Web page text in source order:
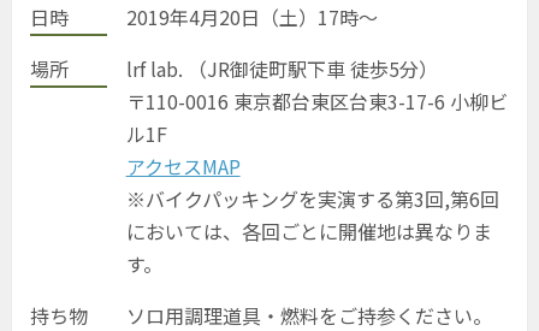
日時
2019年4月20日（土）17時～
場所
lrf lab. （JR御徒町駅下車 徒歩5分）
〒110-0016 東京都台東区台東3-17-6 小柳ビ
ル1F
アクセスMAP
※バイクパッキングを実演する第3回,第6回
においては、各回ごとに開催地は異なりま
す。
持ち物
ソロ用調理道具・燃料をご持参ください。